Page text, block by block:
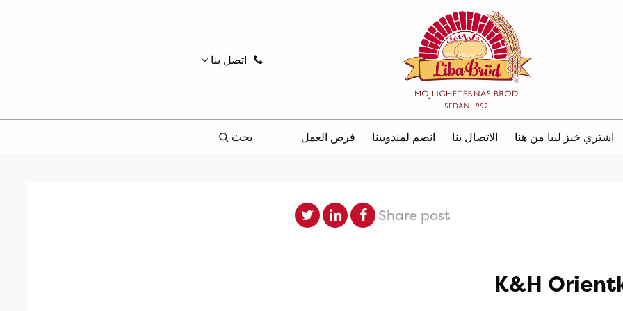
اتصل بنا
اشتري خبز ليبا من هنا الاتصال بنا انضم لمندوبينا فرص العمل بحث
Share post
K&H